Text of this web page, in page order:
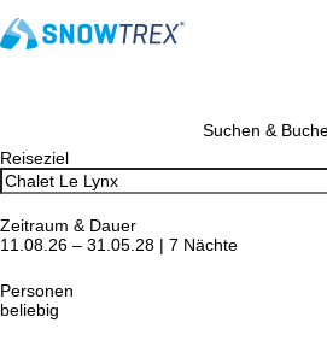
Suchen &
Reiseziel
Zeitraum & Dauer
11.08.26 – 31.05.28 | 7 Nächte
Personen
beliebig